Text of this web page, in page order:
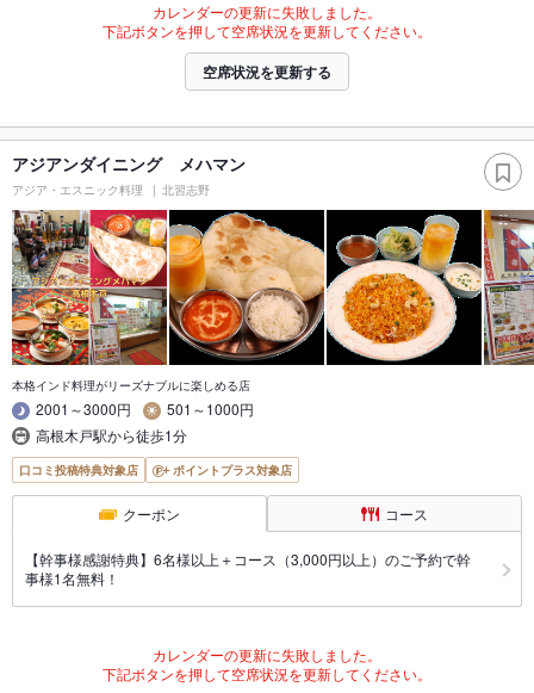
カレンダーの更新に失敗しました。
下記ボタンを押して空席状況を更新してください。
空席状況を更新する
アジアンダイニング メハマン
アジア・エスニック料理 北習志野
本格インド料理がリーズナブルに楽しめる店
2001～3000円
501～1000円
高根木戸駅から徒歩1分
口コミ投稿特典対象店 ポイントプラス対象店
クーポン コース
【幹事様感謝特典】6名様以上＋コース（3,000円以上）のご予約で幹
事様1名無料！
カレンダーの更新に失敗しました。
下記ボタンを押して空席状況を更新してください。